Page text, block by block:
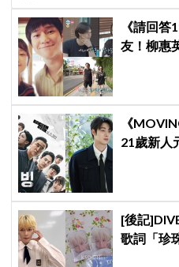
《請回
友！柳惠
《
21歲新人
[後記
歌詞「珍